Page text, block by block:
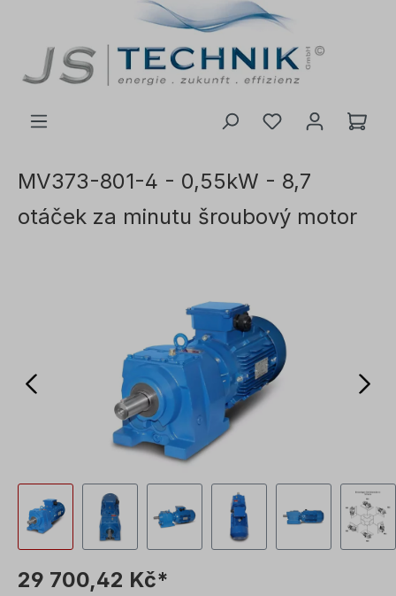
MV373-801-4 - 0,55kW - 8,7
otáček za minutu šroubový motor
29 700,42 Kč*